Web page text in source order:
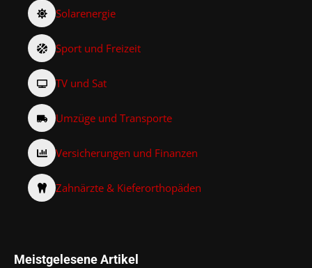
Solarenergie
Sport und Freizeit
TV und Sat
Umzüge und Transporte
Versicherungen und Finanzen
Zahnärzte & Kieferorthopäden
Meistgelesene Artikel